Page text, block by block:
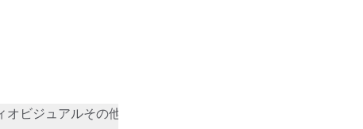
オビジュアルその他